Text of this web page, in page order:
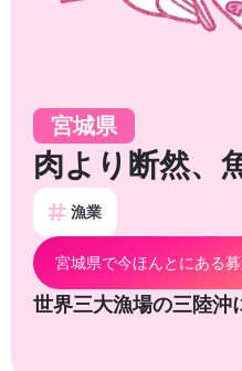
宮城県
肉より断然、
漁業
宮城県で今ほんとにある
世界三大漁場の三陸